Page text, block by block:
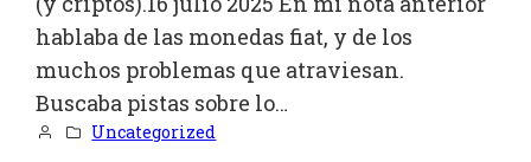
hablaba de las monedas fiat, y de los
muchos problemas que atraviesan.
Buscaba pistas sobre lo…
Uncategorized